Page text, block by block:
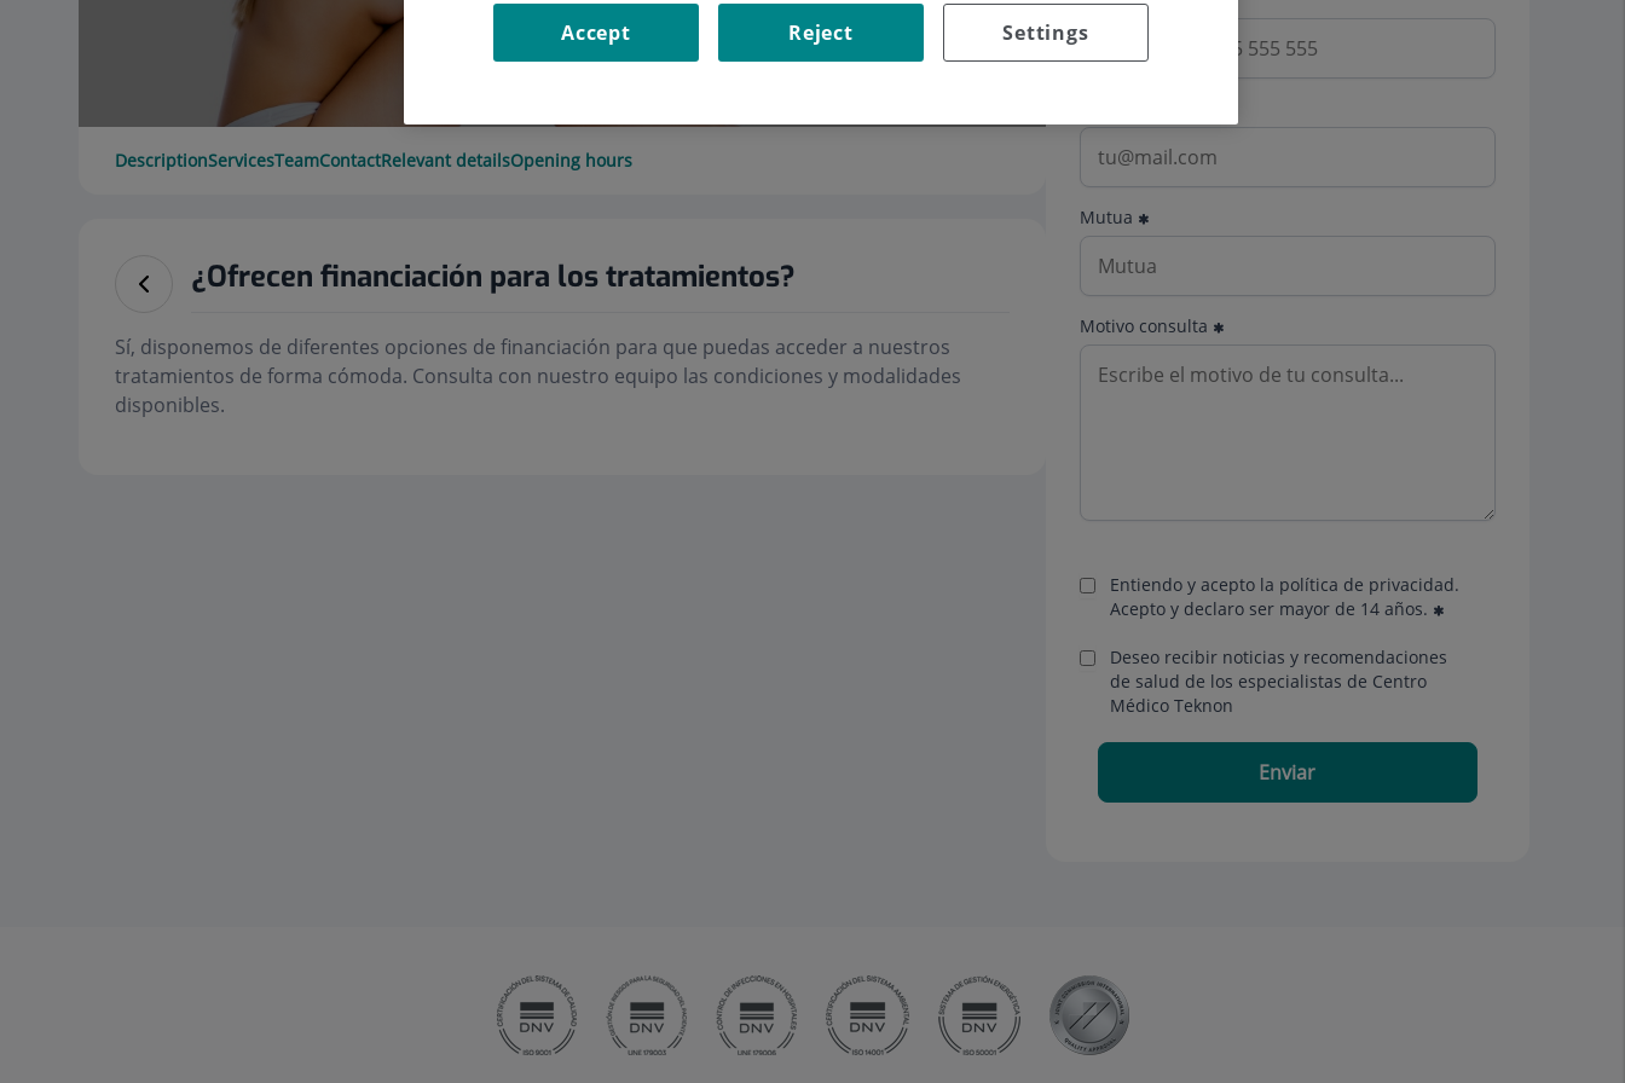
DescriptionServicesTeamContactRelevant detailsOpening hours
¿Ofrecen financiación para los tratamientos?
Sí, disponemos de diferentes opciones de financiación para que puedas acceder a nuestros
tratamientos de forma cómoda. Consulta con nuestro equipo las condiciones y modalidades
disponibles.
Mutua
Motivo consulta
Entiendo y acepto la política de privacidad.
Acepto y declaro ser mayor de 14 años.
Deseo recibir noticias y recomendaciones
de salud de los especialistas de Centro
Médico Teknon
Enviar
Settings
Reject
Accept